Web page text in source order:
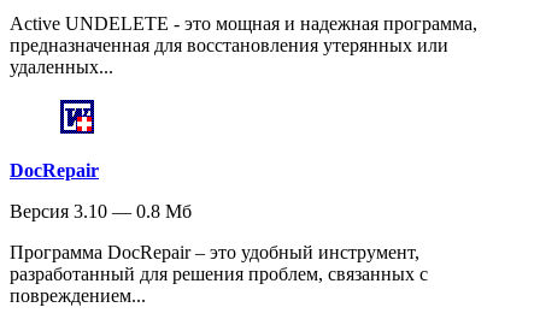
Active UNDELETE - это мощная и надежная программа,
предназначенная для восстановления утерянных или
удаленных...
DocRepair
Версия 3.10 — 0.8 Мб
Программа DocRepair – это удобный инструмент,
разработанный для решения проблем, связанных с
повреждением...